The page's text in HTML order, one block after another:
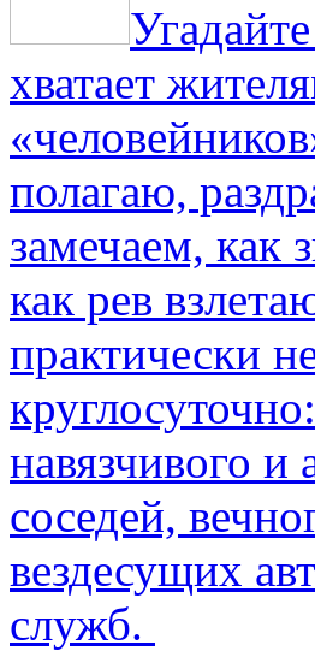
хватает
полагаю,
замечаем, как
как рев
практически
навязчивого и
соседей,
вездесущих
служб.